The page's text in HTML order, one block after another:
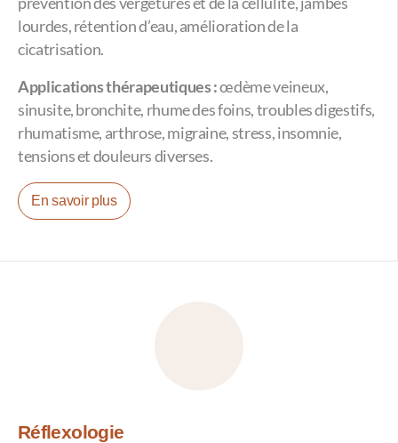
lourdes, rétention d’eau, amélioration de la
cicatrisation.
Applications thérapeutiques :œdème veineux,
sinusite, bronchite, rhume des foins, troubles digestifs,
rhumatisme, arthrose, migraine, stress, insomnie,
tensions et douleurs diverses.
En savoir plus
Réflexologie